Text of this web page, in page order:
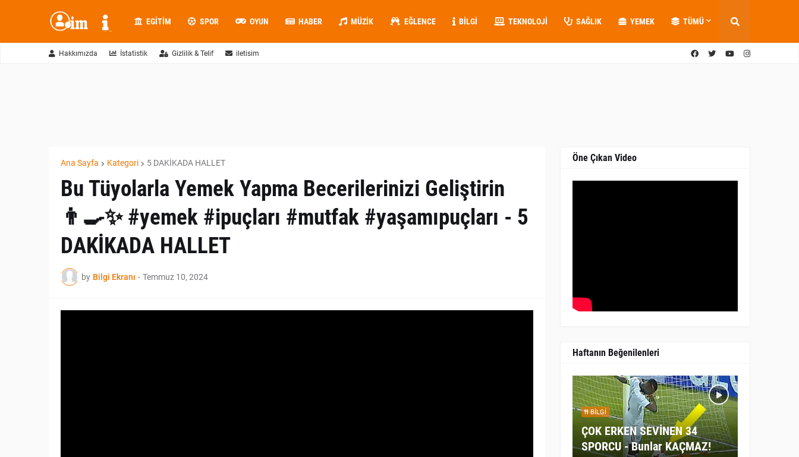
EGITIM SPOR OYUN HABER MÜZIK EĞLENCE BILGI TEKNOLOJI SAĞLIK YEMEK TÜMÜ
Hakkımızda İstatistik Gizlilik & Telif iletisim
Ana Sayfa Kategori 5 DAKİKADA HALLET
Bu Tüyolarla Yemek Yapma Becerilerinizi Geliştirin
👨‍🍳✨ #yemek #ipuçları #mutfak #yaşamıpuçları - 5
DAKİKADA HALLET
by Bilgi Ekranı - Temmuz 10, 2024
Öne Çıkan Video
Haftanın Beğenilenleri
BILGI
ÇOK ERKEN SEVİNEN 34
SPORCU - Bunlar KAÇMAZ!